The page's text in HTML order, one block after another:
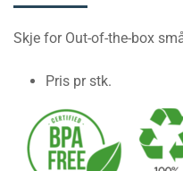
Skje for Out-of-the-box
Pris pr stk.